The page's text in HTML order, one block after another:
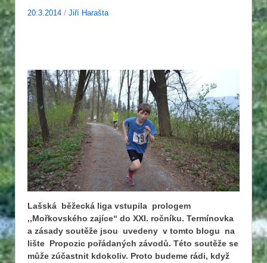
20.3.2014 / Jiří Harašta
Lašská běžecká liga vstupila prologem
,,Mořkovského zajíce“ do XXI. ročníku. Termínovka
a zásady soutěže jsou uvedeny v tomto blogu na
lište Propozic pořádaných závodů. Této soutěže se
může zúčastnit kdokoliv. Proto budeme rádi, když